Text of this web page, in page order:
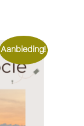
Aanbieding!